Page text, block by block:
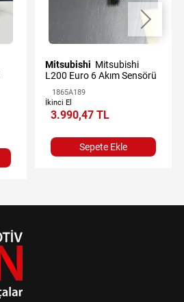
Mitsubishi
L200 Euro 6 Akım Sensörü
1865A189
İkinci El
3.990,47 TL
Sepete Ekle